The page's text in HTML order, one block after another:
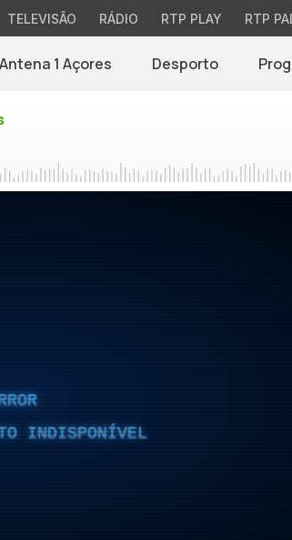
TELEVISÃO RÁDIO RTP PLAY RTP
1 Açores Desporto
INDISPONÍVEL